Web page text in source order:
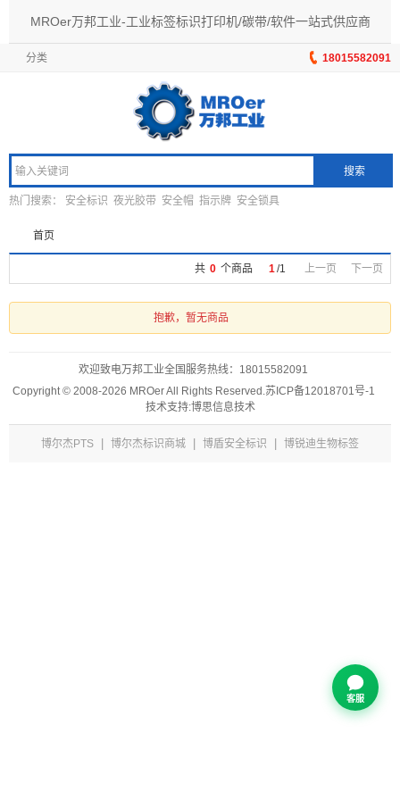
MROer万邦工业-工业标签标识打印机/碳带/软件一站式供应商
18015582091
分类
搜索
热门搜索： 安全标识 夜光胶带 安全帽 指示牌 安全锁具
首页
共 0 个商品 1 /1 上一页 下一页
抱歉，暂无商品
欢迎致电万邦工业全国服务热线： 18015582091
Copyright © 2008-2026 MROer All Rights Reserved. 苏ICP备12018701号-1
技术支持:博思信息技术
博尔杰PTS | 博尔杰标识商城 | 博盾安全标识 | 博锐迪生物标签
客服